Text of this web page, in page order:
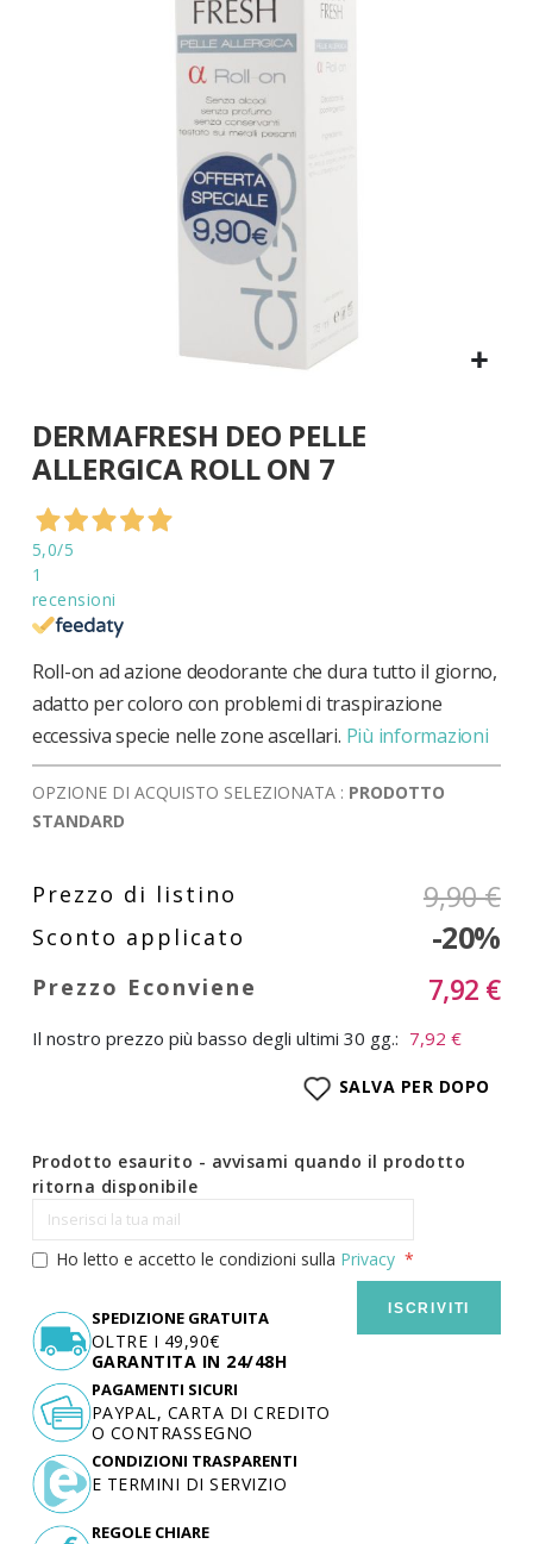
all'inizio
della
galleria
immagini
DERMAFRESH DEO PELLE
ALLERGICA ROLL ON 7
5,0/5
1
recensioni
Roll-on ad azione deodorante che dura tutto il giorno,
adatto per coloro con problemi di traspirazione
eccessiva specie nelle zone ascellari. Più informazioni
OPZIONE DI ACQUISTO SELEZIONATA : PRODOTTO
STANDARD
9,90 €
-20%
7,92 €
Il nostro prezzo più basso degli ultimi 30 gg.: 7,92 €
SALVA PER DOPO
Prodotto esaurito - avvisami quando il prodotto
ritorna disponibile
Ho letto e accetto le condizioni sulla Privacy
ISCRIVITI
SPEDIZIONE GRATUITA
OLTRE I 49,90€
GARANTITA IN 24/48H
PAGAMENTI SICURI
PAYPAL, CARTA DI CREDITO
O CONTRASSEGNO
CONDIZIONI TRASPARENTI
E TERMINI DI SERVIZIO
REGOLE CHIARE